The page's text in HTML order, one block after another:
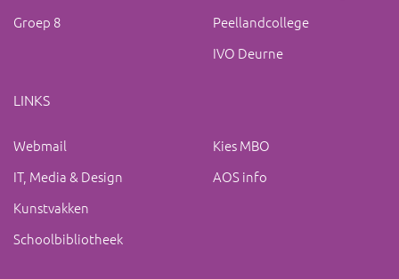
Groep 8
Peellandcollege
IVO Deurne
LINKS
Webmail
IT, Media & Design
Kunstvakken
Schoolbibliotheek
Kies MBO
AOS info